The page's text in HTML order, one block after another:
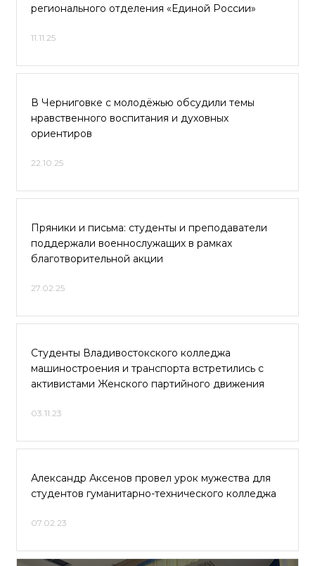
регионального отделения «Единой России»
11.11.25
В Черниговке с молодёжью обсудили темы
нравственного воспитания и духовных
ориентиров
22.10.25
Пряники и письма: студенты и преподаватели
поддержали военнослужащих в рамках
благотворительной акции
27.02.25
Студенты Владивостокского колледжа
машиностроения и транспорта встретились с
активистами Женского партийного движения
03.11.23
Александр Аксенов провел урок мужества для
студентов гуманитарно-технического колледжа
07.02.23